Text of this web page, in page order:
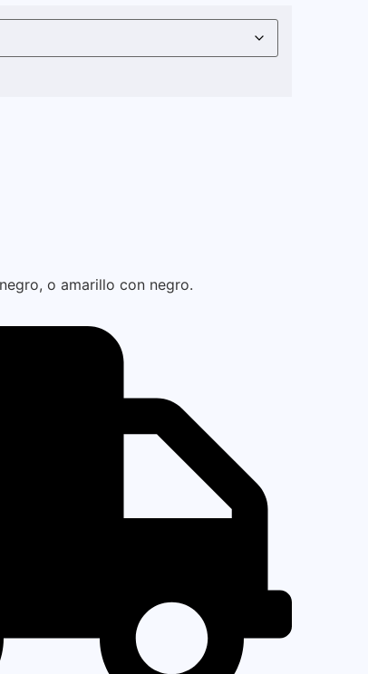
o amarillo con negro.